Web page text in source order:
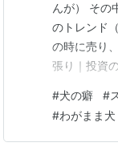
んが） その
のトレンド
の時に売り
張り｜投資
こと。 うち
使っており
#犬の癖 #
#わがまま犬